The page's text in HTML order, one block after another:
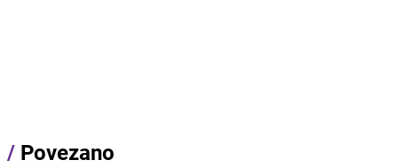
/ Povezano